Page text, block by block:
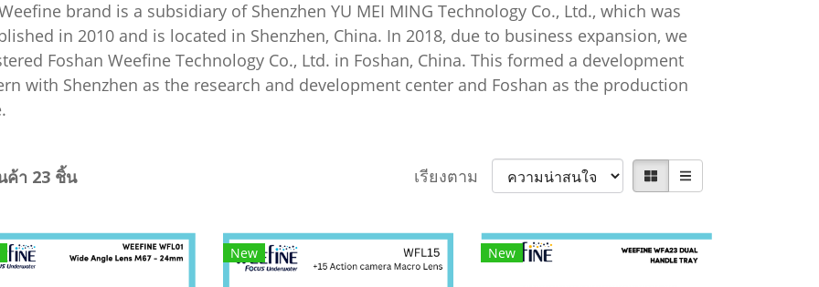
brand is a subsidiary of Shenzhen YU MEI MING Technology Co., Ltd., which was
in 2010 and is located in Shenzhen, China. In 2018, due to business expansion, we
Foshan Weefine Technology Co., Ltd. in Foshan, China. This formed a development
with Shenzhen as the research and development center and Foshan as the production
ค้า 23 ชิ้น เรียงตาม
New New